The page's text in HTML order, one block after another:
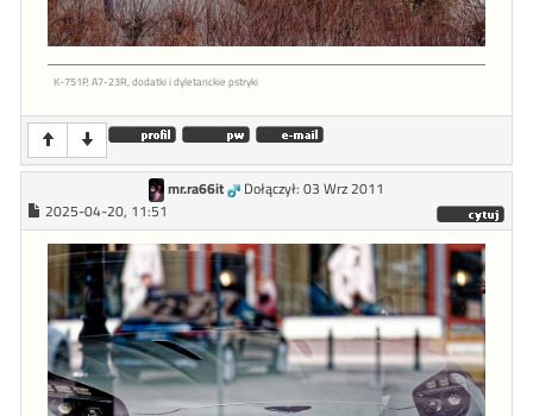
K-751P, A7-23R, dodatki i dyletanckie pstryki
mr.ra66it
Dołączył: 03 Wrz 2011
2025-04-20, 11:51